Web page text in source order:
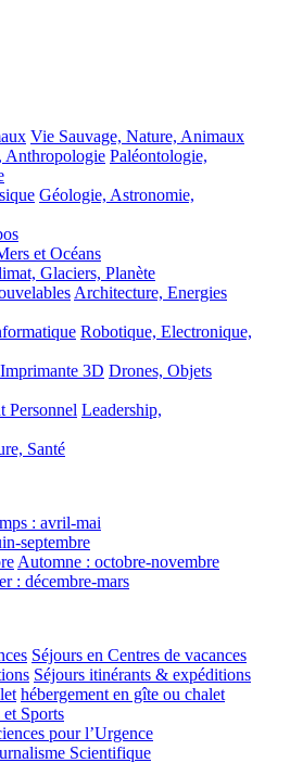
Vie Sauvage, Nature, Animaux
Anthropologie Paléontologie,
Géologie, Astronomie,
et Océans
Glaciers, Planète
Architecture, Energies
Robotique, Electronique,
3D Drones, Objets
Personnel Leadership,
Santé
: avril-mai
septembre
Automne : octobre-novembre
: décembre-mars
Séjours en Centres de vacances
Séjours itinérants & expéditions
hébergement en gîte ou chalet
et Sports
pour l’Urgence
Scientifique